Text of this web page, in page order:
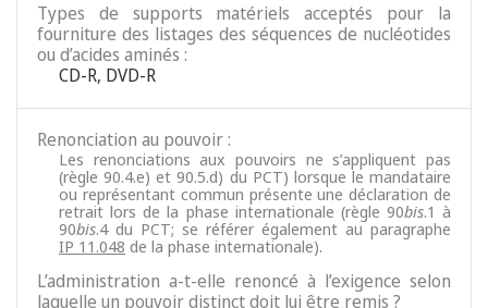
Types de supports matériels acceptés pour la
fourniture des listages des séquences de nucléotides
ou d’acides aminés :
CD-R, DVD-R
Renonciation au pouvoir :
Les renonciations aux pouvoirs ne s’appliquent pas
(règle 90.4.e) et 90.5.d) du PCT) lorsque le mandataire
ou représentant commun présente une déclaration de
retrait lors de la phase internationale (règle 90bis.1 à
90bis.4 du PCT; se référer également au paragraphe
IP 11.048 de la phase internationale).
L’administration a-t-elle renoncé à l’exigence selon
laquelle un pouvoir distinct doit lui être remis ?